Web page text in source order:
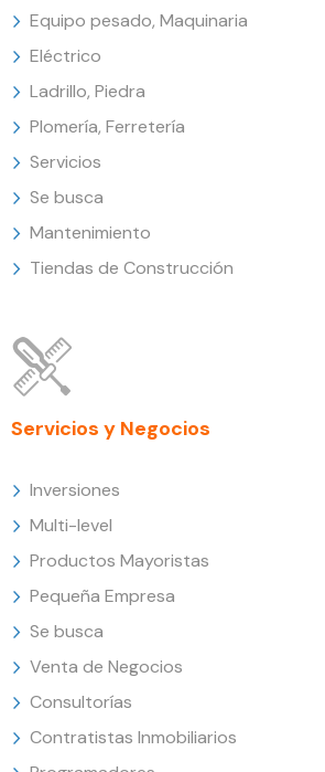
Equipo pesado, Maquinaria
Eléctrico
Ladrillo, Piedra
Plomería, Ferretería
Servicios
Se busca
Mantenimiento
Tiendas de Construcción
Servicios y Negocios
Inversiones
Multi-level
Productos Mayoristas
Pequeña Empresa
Se busca
Venta de Negocios
Consultorías
Contratistas Inmobiliarios